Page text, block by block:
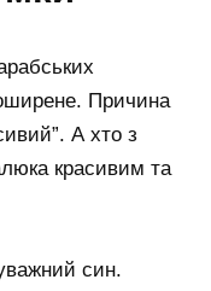
Причина
А хто з
красивим та
син.